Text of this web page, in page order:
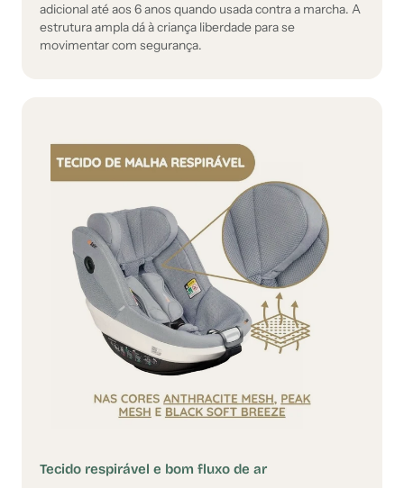
adicional até aos 6 anos quando usada contra a marcha. A
estrutura ampla dá à criança liberdade para se
movimentar com segurança.
Tecido respirável e bom fluxo de ar